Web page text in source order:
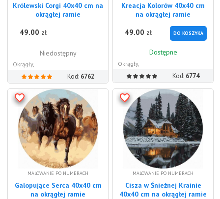
Królewski Corgi 40x40 cm na
okrągłej ramie
49.00 zł
Niedostępny
Okrągły,
Kod: 6762
Kreacja Kolorów 40x40 cm
na okrągłej ramie
49.00 zł DO KOSZYKA
Dostępne
Okrągły,
Kod: 6774
MALOWANIE PO NUMERACH
Galopujące Serca 40x40 cm
na okrągłej ramie
MALOWANIE PO NUMERACH
Cisza w Śnieżnej Krainie
40x40 cm na okrągłej ramie